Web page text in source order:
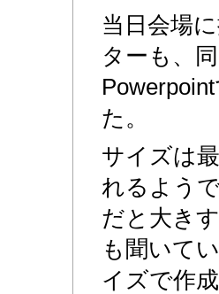
当日会場
ターも、同
た。
サイズは
れるよう
だと大き
も聞いて
イズで作